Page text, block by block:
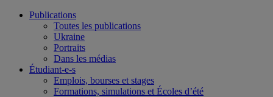
Publications
Toutes les publications
Ukraine
Portraits
Dans les médias
Étudiant-e-s
Emplois, bourses et stages
Formations, simulations et Écoles d’été